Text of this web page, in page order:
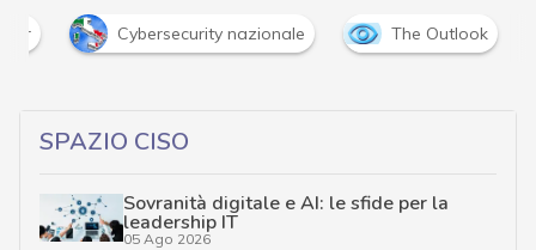
Cybersecurity nazionale The Outlook
SPAZIO CISO
Sovranità digitale e AI: le sfide per la
leadership IT
05 Ago 2026